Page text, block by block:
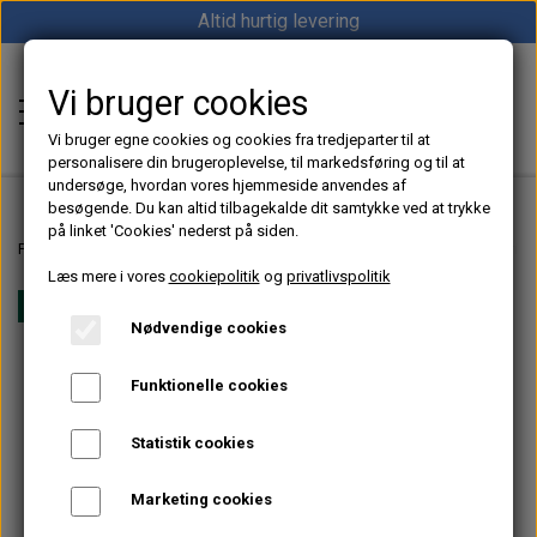
Altid hurtig levering
Shop12volt
Hjem
Autoterm dieselfyr
1852 Diesel Bådvarmer
Strøm
Vind/Sol
Forside
Vi bruger cookies
Vi bruger egne cookies og cookies fra tredjeparter til at
personalisere din brugeroplevelse, til markedsføring og til at
undersøge, hvordan vores hjemmeside anvendes af
besøgende. Du kan altid tilbagekalde dit samtykke ved at trykke
på linket 'Cookies' nederst på siden.
Læs mere i vores cookiepolitikog privatlivspolitik
Nødvendige cookies
Funktionelle cookies
Statistik cookies
Marketing cookies